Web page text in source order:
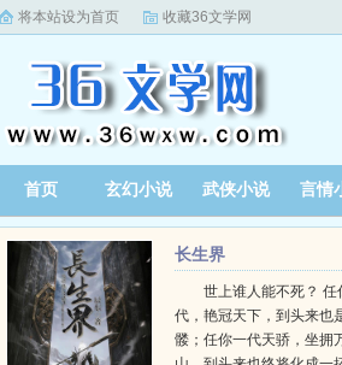
将本站设为首页 收藏36文学网
首页 玄幻小说 武侠小说 言情
长生界
世上谁人能不死？ 任
代，艳冠天下，到头来也
髅；任你一代天骄，坐拥